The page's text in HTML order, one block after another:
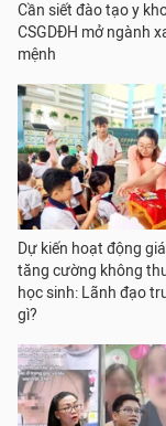
Cần siết đào tạo y
CSGDĐH mở ngành
mệnh
Dự kiến hoạt động
tăng cường không
học sinh: Lãnh đạo
gì?